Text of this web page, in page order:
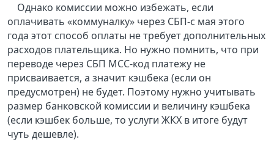
Однако комиссии можно избежать, если
оплачивать «коммуналку» через СБП-с мая этого
года этот способ оплаты не требует дополнительных
расходов плательщика. Но нужно помнить, что при
переводе через СБП МСС-код платежу не
присваивается, а значит кэшбека (если он
предусмотрен) не будет. Поэтому нужно учитывать
размер банковской комиссии и величину кэшбека
(если кэшбек больше, то услуги ЖКХ в итоге будут
чуть дешевле).